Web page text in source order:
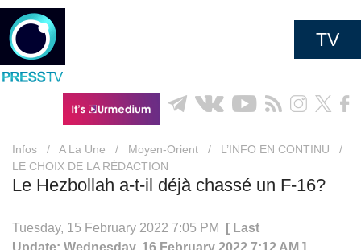
TV
Infos / A La Une / Moyen-Orient / L’INFO EN CONTINU
/
LE CHOIX DE LA RÉDACTION
Le Hezbollah a-t-il déjà chassé un F-16?
Tuesday, 15 February 2022 7:05 PM
[ Last
Update: Wednesday, 16 February 2022 7:12 AM ]